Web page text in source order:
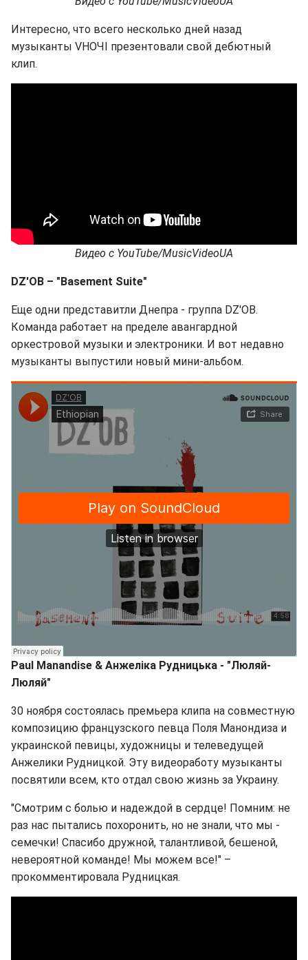
Интересно, что всего несколько дней назад
музыканты VНОЧІ презентовали свой дебютный
клип.
Видео с YouTube/MusicVideoUA
DZ'OB – "Basement Suite"
Еще одни представитли Днепра - группа DZ'OB.
Команда работает на пределе авангардной
оркестровой музыки и электроники. И вот недавно
музыканты выпустили новый мини-альбом.
Paul Manandise & Анжеліка Рудницька - "Люляй-
Люляй"
30 ноября состоялась премьера клипа на совместную
композицию французского певца Поля Манондиза и
украинской певицы, художницы и телеведущей
Анжелики Рудницкой. Эту видеоработу музыканты
посвятили всем, кто отдал свою жизнь за Украину.
"Смотрим с болью и надеждой в сердце! Помним: не
раз нас пытались похоронить, но не знали, что мы -
семечки! Спасибо дружной, талантливой, бешеной,
невероятной команде! Мы можем все!" –
прокомментировала Рудницкая.